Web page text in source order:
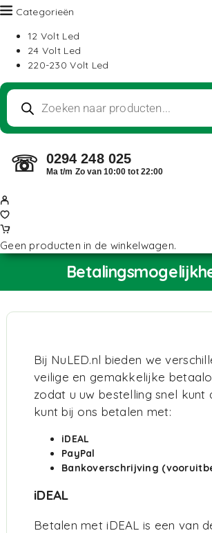
Categorieën
12 Volt Led
24 Volt Led
220-230 Volt Led
☏ 0294 248 025
Ma t/m Zo van 10:00 tot 22:00
Geen producten in de winkelwagen.
Bij NuLED.nl bieden we
veilige en gemakkelijke
zodat u uw bestelling snel kunt
kunt bij ons betalen met:
iDEAL
PayPal
Bankoverschrijving
iDEAL
Betalen met iDEAL is een van